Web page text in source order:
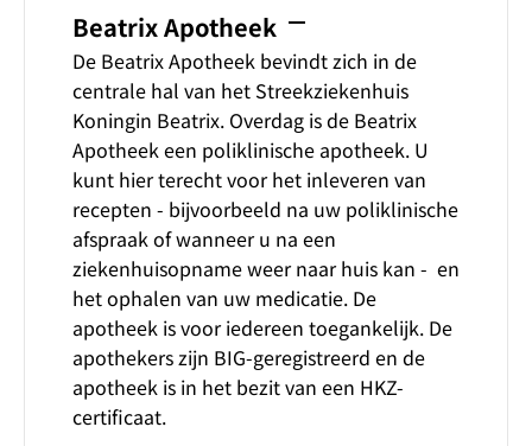
Beatrix Apotheek remove
De Beatrix Apotheek bevindt zich in de
centrale hal van het Streekziekenhuis
Koningin Beatrix. Overdag is de Beatrix
Apotheek een poliklinische apotheek. U
kunt hier terecht voor het inleveren van
recepten - bijvoorbeeld na uw poliklinische
afspraak of wanneer u na een
ziekenhuisopname weer naar huis kan - en
het ophalen van uw medicatie. De
apotheek is voor iedereen toegankelijk. De
apothekers zijn BIG-geregistreerd en de
apotheek is in het bezit van een HKZ-
certificaat.